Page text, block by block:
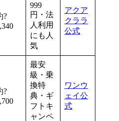
?
999
円・法
人利用
にも人
気
アクア
クララ
公式
?
最安
級・乗
換特
典・ギ
フトキ
ャンペ
ワンウ
ェイ公
式